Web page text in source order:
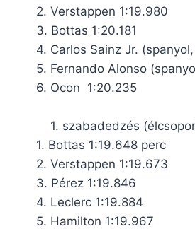
2. Verstappen 1:19.980
3. Bottas 1:20.181
4. Carlos Sainz Jr.
5. Fernando Alonso
6. Ocon 1:20.235
1. szabadedzés
1. Bottas 1:19.648 perc
2. Verstappen 1:19.673
3. Pérez 1:19.846
4. Leclerc 1:19.884
5. Hamilton 1:19.967